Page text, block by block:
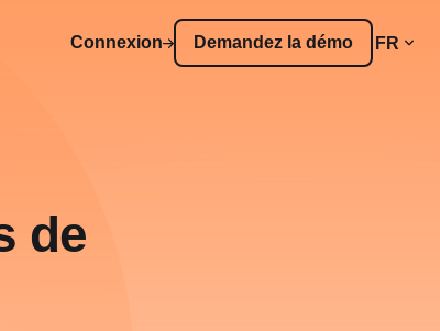
Connexion Demandez la démo FR
de